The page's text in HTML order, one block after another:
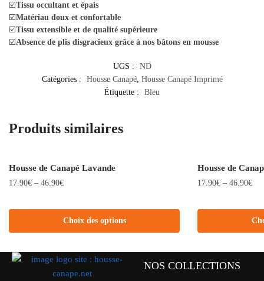
☑️Tissu occultant et épais
☑️Matériau doux et confortable
☑️Tissu extensible et de qualité supérieure
☑️Absence de plis disgracieux grâce à nos bâtons en mousse
UGS :
ND
Catégories :
Housse Canapé, Housse Canapé Imprimé
Étiquette :
Bleu
Produits similaires
Housse de Canapé Lavande
17.90€ – 46.90€
Choix des options
Housse de
17.90€ – 46.90€
NOS COLLECTIONS